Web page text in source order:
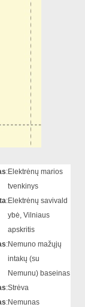
:Elektrėnų marios
tvenkinys
:Elektrėnų savivald
ybė, Vilniaus
apskritis
:Nemuno mažųjų
intakų (su
Nemunu) baseinas
:Strėva
:Nemunas